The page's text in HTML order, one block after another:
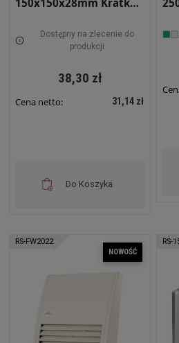
150x150x28mm Kratka
Dostępny na zlecenie do
produkcji
38,30 zł
Cena netto: 31,14 zł
Do Koszyka
RS-FW2022
NOWOŚĆ
RS-